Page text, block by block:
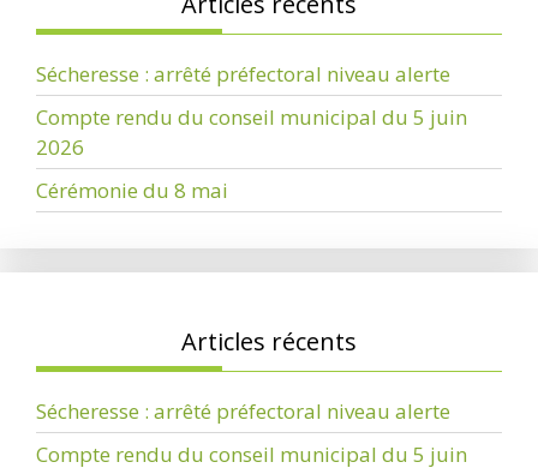
Sécheresse : arrêté préfectoral niveau alerte
Compte rendu du conseil municipal du 5 juin
2026
Cérémonie du 8 mai
Articles récents
Sécheresse : arrêté préfectoral niveau alerte
Compte rendu du conseil municipal du 5 juin